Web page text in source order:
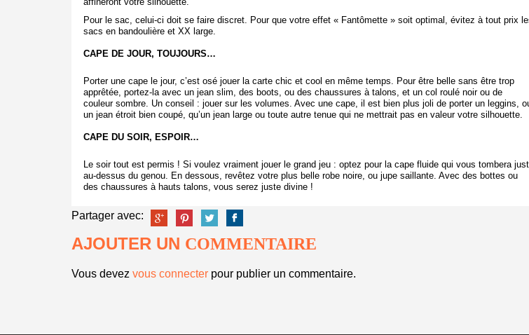
Pour le sac, celui-ci doit se faire discret. Pour que votre effet « Fantômette » soit optimal, évitez à tout prix
sacs en bandoulière et XX large.
CAPE DE JOUR, TOUJOURS…
Porter une cape le jour, c’est osé jouer la carte chic et cool en même temps. Pour être belle sans être trop
apprêtée, portez-la avec un jean slim, des boots, ou des chaussures à talons, et un col roulé noir ou de
couleur sombre. Un conseil : jouer sur les volumes. Avec une cape, il est bien plus joli de porter un leggins,
un jean étroit bien coupé, qu’un jean large ou toute autre tenue qui ne mettrait pas en valeur votre silhouette.
CAPE DU SOIR, ESPOIR…
Le soir tout est permis ! Si voulez vraiment jouer le grand jeu : optez pour la cape fluide qui vous tombera
au-dessus du genou. En dessous, revêtez votre plus belle robe noire, ou jupe saillante. Avec des bottes ou
des chaussures à hauts talons, vous serez juste divine !
Partager avec:
AJOUTER UN COMMENTAIRE
Vous devez vous connecter pour publier un commentaire.